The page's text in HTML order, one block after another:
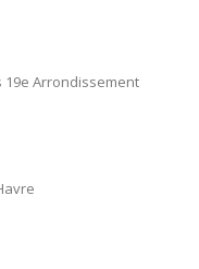
19e Arrondissement